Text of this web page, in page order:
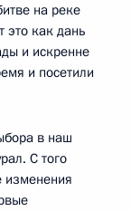
на реке
это как дань
и искренне
и посетили
в наш
С того
изменения